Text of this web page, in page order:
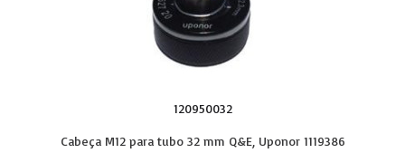
120950032
Cabeça M12 para tubo 32 mm Q&E, Uponor 1119386